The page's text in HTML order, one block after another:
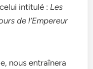
intitulé : Les
de l’Empereur
nous entraînera